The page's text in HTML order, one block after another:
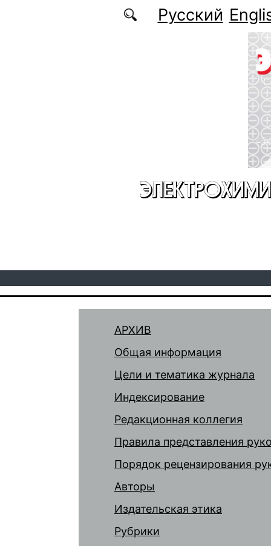
Перейти к основному содержаниюРусский
АРХИВ
Общая информация
Цели и тематика журнала
Индексирование
Редакционная коллегия
Правила представления
Порядок рецензирования
Авторы
Издательская этика
Рубрики